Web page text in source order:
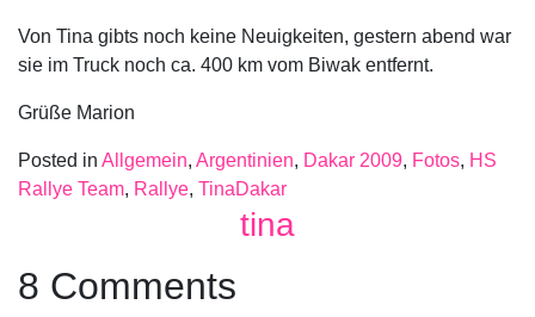
Von Tina gibts noch keine Neuigkeiten, gestern abend war
sie im Truck noch ca. 400 km vom Biwak entfernt.
Grüße Marion
Posted in Allgemein, Argentinien, Dakar 2009, Fotos, HS
Rallye Team, Rallye, TinaDakar
tina
8 Comments